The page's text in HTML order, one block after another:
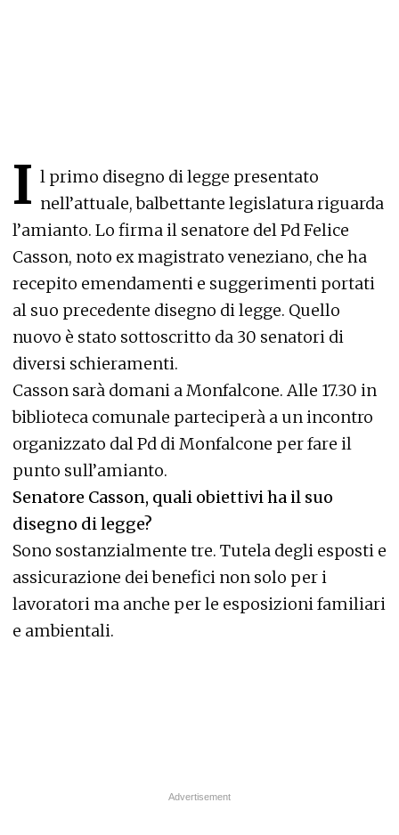
I l primo disegno di legge presentato
nell’attuale, balbettante legislatura riguarda
l’amianto. Lo firma il senatore del Pd Felice
Casson, noto ex magistrato veneziano, che ha
recepito emendamenti e suggerimenti portati
al suo precedente disegno di legge. Quello
nuovo è stato sottoscritto da 30 senatori di
diversi schieramenti.
Casson sarà domani a Monfalcone. Alle 17.30 in
biblioteca comunale parteciperà a un incontro
organizzato dal Pd di Monfalcone per fare il
punto sull’amianto.
Senatore Casson, quali obiettivi ha il suo
disegno di legge?
Sono sostanzialmente tre. Tutela degli esposti e
assicurazione dei benefici non solo per i
lavoratori ma anche per le esposizioni familiari
e ambientali.